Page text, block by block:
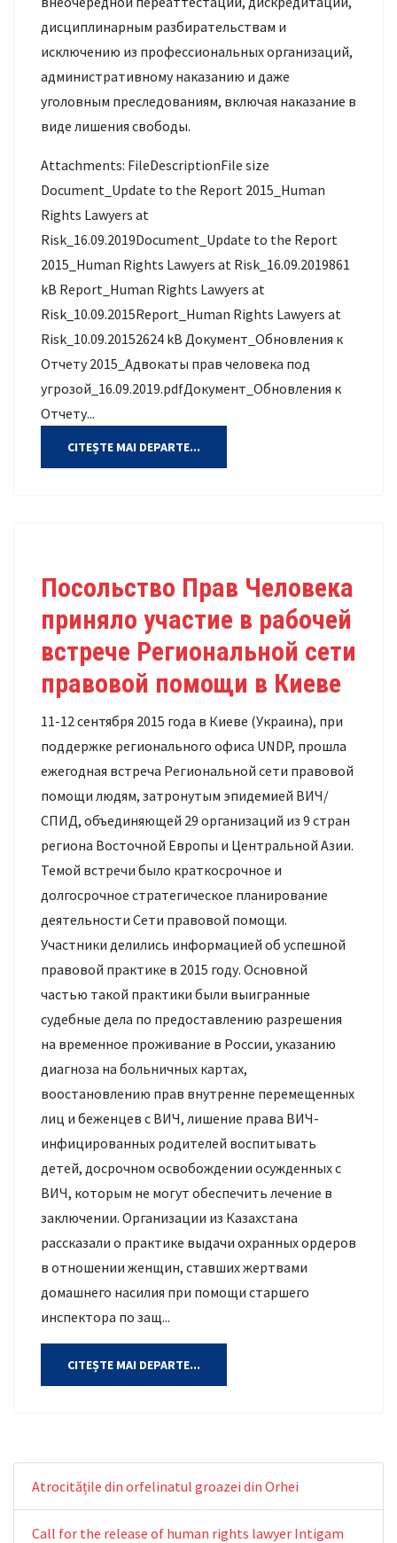
дисциплинарным разбирательствам и
исключению из профессиональных организаций,
административному наказанию и даже
уголовным преследованиям, включая наказание в
виде лишения свободы.
Attachments: FileDescriptionFile size
Document_Update to the Report 2015_Human
Rights Lawyers at
Risk_16.09.2019Document_Update to the Report
2015_Human Rights Lawyers at Risk_16.09.2019861
kB Report_Human Rights Lawyers at
Risk_10.09.2015Report_Human Rights Lawyers at
Risk_10.09.20152624 kB Документ_Обновления к
Отчету 2015_Адвокаты прав человека под
угрозой_16.09.2019.pdfДокумент_Обновления к
Отчету...
CITEȘTE MAI DEPARTE...
Посольство Прав Человека
приняло участие в рабочей
встрече Региональной сети
правовой помощи в Киеве
11-12 сентября 2015 года в Киеве (Украина), при
поддержке регионального офиса UNDP, прошла
ежегодная встреча Региональной сети правовой
помощи людям, затронутым эпидемией ВИЧ/
СПИД, объединяющей 29 организаций из 9 стран
региона Восточной Европы и Центральной Азии.
Темой встречи было краткосрочное и
долгосрочное стратегическое планирование
деятельности Сети правовой помощи.
Участники делились информацией об успешной
правовой практике в 2015 году. Основной
частью такой практики были выигранные
судебные дела по предоставлению разрешения
на временное проживание в России, указанию
диагноза на больничных картах,
воостановлению прав внутренне перемещенных
лиц и беженцев с ВИЧ, лишение права ВИЧ-
инфицированных родителей воспитывать
детей, досрочном освобождении осужденных с
ВИЧ, которым не могут обеспечить лечение в
заключении. Организации из Казахстана
рассказали о практике выдачи охранных ордеров
в отношении женщин, ставших жертвами
домашнего насилия при помощи старшего
инспектора по защ...
CITEȘTE MAI DEPARTE...
Atrocitățile din orfelinatul groazei din Orhei
Call for the release of human rights lawyer Intigam